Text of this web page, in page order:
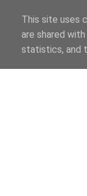
This site uses
are shared
statistics, and